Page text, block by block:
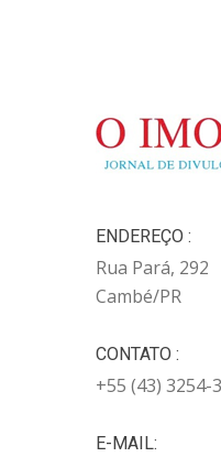
ENDEREÇO :
Rua Pará, 292
Cambé/PR
CONTATO :
+55 (43) 3254-
E-MAIL: